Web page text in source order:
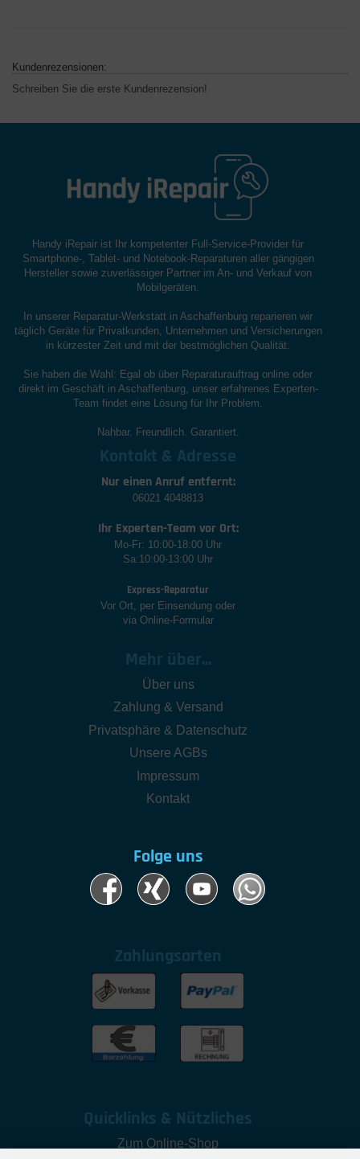
Kundenrezensionen:
Schreiben Sie die erste Kundenrezension!
Handy iRepair ist Ihr kompetenter Full-Service-Provider für
Smartphone-, Tablet- und Notebook-Reparaturen aller gängigen
Hersteller sowie zuverlässiger Partner im An- und Verkauf von
Mobilgeräten.
In unserer Reparatur-Werkstatt in Aschaffenburg reparieren wir
täglich Geräte für Privatkunden, Unternehmen und Versicherungen
in kürzester Zeit und mit der bestmöglichen Qualität.
Sie haben die Wahl: Egal ob über Reparaturauftrag online oder
direkt im Geschäft in Aschaffenburg, unser erfahrenes Experten-
Team findet eine Lösung für Ihr Problem.
Nahbar. Freundlich. Garantiert.
Kontakt & Adresse
Nur einen Anruf entfernt:
06021 4048813
Ihr Experten-Team vor Ort:
Mo-Fr: 10:00-18:00 Uhr
Sa:10:00-13:00 Uhr
Express-Reparatur
Vor Ort, per Einsendung oder
via Online-Formular
Mehr über...
Über uns
Zahlung & Versand
Privatsphäre & Datenschutz
Unsere AGBs
Impressum
Kontakt
Folge uns
Zahlungsarten
Quicklinks & Nützliches
Zum Online-Shop